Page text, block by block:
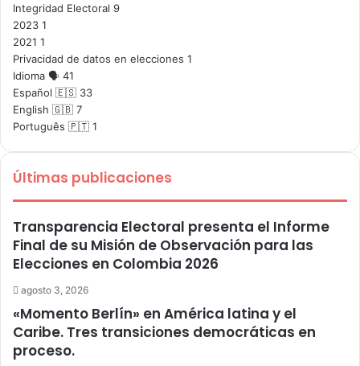
Integridad Electoral 9
2023 1
2021 1
Privacidad de datos en elecciones 1
Idioma 🗣️ 41
Español 🇪🇸 33
English 🇬🇧 7
Português 🇵🇹 1
Últimas publicaciones
Transparencia Electoral presenta el Informe
Final de su Misión de Observación para las
Elecciones en Colombia 2026
agosto 3, 2026
«Momento Berlín» en América latina y el
Caribe. Tres transiciones democráticas en
proceso.